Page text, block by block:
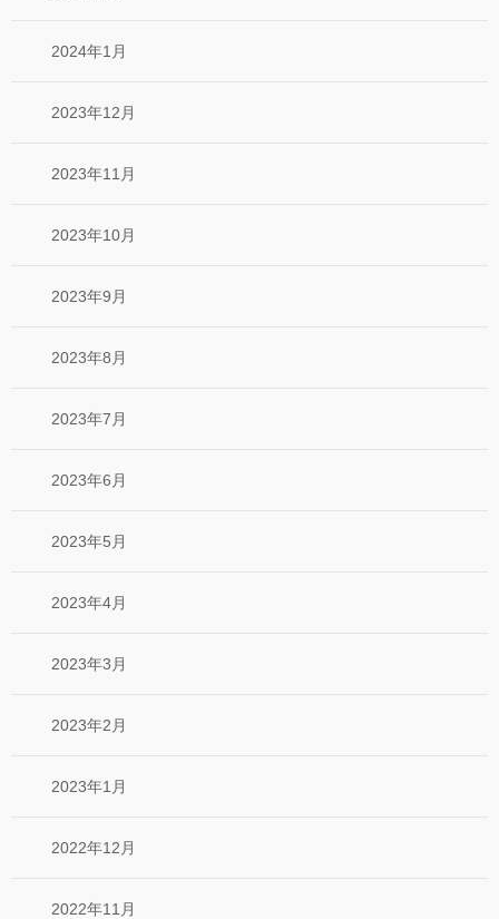
2024年1月
2023年12月
2023年11月
2023年10月
2023年9月
2023年8月
2023年7月
2023年6月
2023年5月
2023年4月
2023年3月
2023年2月
2023年1月
2022年12月
2022年11月